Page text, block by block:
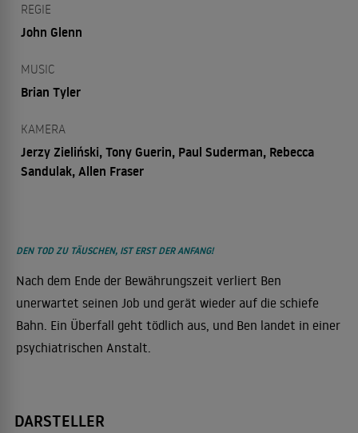
REGIE
John Glenn
MUSIC
Brian Tyler
KAMERA
Jerzy Zieliński, Tony Guerin, Paul Suderman, Rebecca
Sandulak, Allen Fraser
DEN TOD ZU TÄUSCHEN, IST ERST DER ANFANG!
Nach dem Ende der Bewährungszeit verliert Ben
unerwartet seinen Job und gerät wieder auf die schiefe
Bahn. Ein Überfall geht tödlich aus, und Ben landet in einer
psychiatrischen Anstalt.
DARSTELLER